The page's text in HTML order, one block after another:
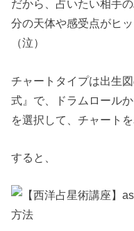
だから、占いたい相手
分の天体や感受点がヒ
（泣）
チャートタイプは出生
式』で、ドラムロール
を選択して、チャートを
すると、